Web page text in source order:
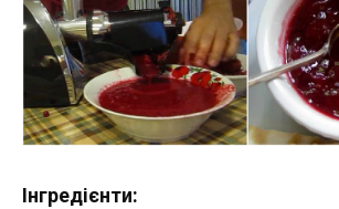
Інгредієнти: